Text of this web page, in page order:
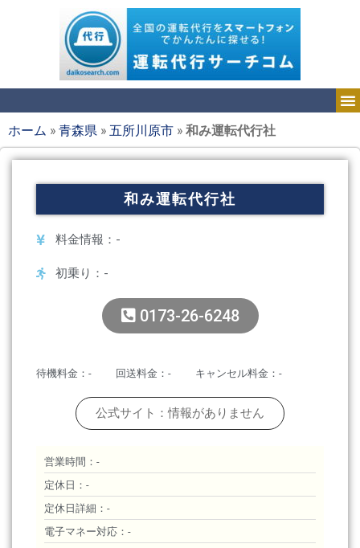
ホーム »青森県 » 五所川原市 »和み運転代行社
和み運転代行社
料金情報：-
初乗り：-
0173-26-6248
待機料金：- 回送料金：- キャンセル料金：-
公式サイト：情報がありません
営業時間：-
定休日：-
定休日詳細：-
電子マネー対応：-